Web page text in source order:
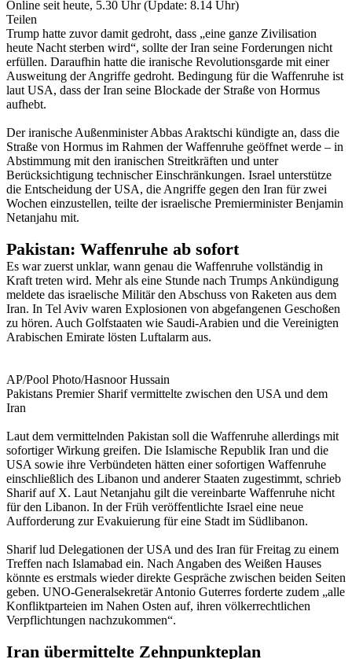
Online seit heute, 5.30 Uhr (Update: 8.14 Uhr)
Teilen
Trump hatte zuvor damit gedroht, dass „eine ganze Zivilisation
heute Nacht sterben wird“, sollte der Iran seine Forderungen nicht
erfüllen. Daraufhin hatte die iranische Revolutionsgarde mit einer
Ausweitung der Angriffe gedroht. Bedingung für die Waffenruhe ist
laut USA, dass der Iran seine Blockade der Straße von Hormus
aufhebt.
Der iranische Außenminister Abbas Araktschi kündigte an, dass die
Straße von Hormus im Rahmen der Waffenruhe geöffnet werde – in
Abstimmung mit den iranischen Streitkräften und unter
Berücksichtigung technischer Einschränkungen. Israel unterstütze
die Entscheidung der USA, die Angriffe gegen den Iran für zwei
Wochen einzustellen, teilte der israelische Premierminister Benjamin
Netanjahu mit.
Pakistan: Waffenruhe ab sofort
Es war zuerst unklar, wann genau die Waffenruhe vollständig in
Kraft treten wird. Mehr als eine Stunde nach Trumps Ankündigung
meldete das israelische Militär den Abschuss von Raketen aus dem
Iran. In Tel Aviv waren Explosionen von abgefangenen Geschoßen
zu hören. Auch Golfstaaten wie Saudi-Arabien und die Vereinigten
Arabischen Emirate lösten Luftalarm aus.
AP/Pool Photo/Hasnoor Hussain
Pakistans Premier Sharif vermittelte zwischen den USA und dem
Iran
Laut dem vermittelnden Pakistan soll die Waffenruhe allerdings mit
sofortiger Wirkung greifen. Die Islamische Republik Iran und die
USA sowie ihre Verbündeten hätten einer sofortigen Waffenruhe
einschließlich des Libanon und anderer Staaten zugestimmt, schrieb
Sharif auf X. Laut Netanjahu gilt die vereinbarte Waffenruhe nicht
für den Libanon. In der Früh veröffentlichte Israel eine neue
Aufforderung zur Evakuierung für eine Stadt im Südlibanon.
Sharif lud Delegationen der USA und des Iran für Freitag zu einem
Treffen nach Islamabad ein. Nach Angaben des Weißen Hauses
könnte es erstmals wieder direkte Gespräche zwischen beiden Seiten
geben. UNO-Generalsekretär Antonio Guterres forderte zudem „alle
Konfliktparteien im Nahen Osten auf, ihren völkerrechtlichen
Verpflichtungen nachzukommen“.
Iran übermittelte Zehnpunkteplan